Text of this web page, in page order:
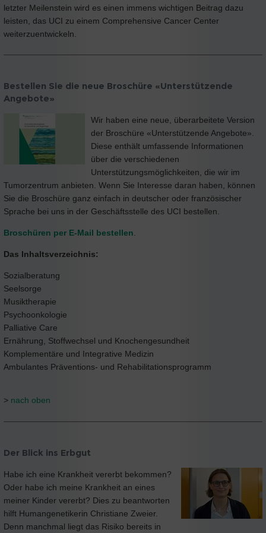
letzter Meilenstein wird es einen immens wichtigen Beitrag dazu
leisten, das UCI zu einem Comprehensive Cancer Center
weiterzuentwickeln.
Bestellen Sie die neue Broschüre «Unterstützende
Angebote»
Wir haben eine neue, überarbeitete Version
der Broschüre «Unterstützende Angebote».
Diese enthält umfassende Informationen
über die verschiedenen
Unterstützungsmöglichkeiten, die wir im
Tumorzentrum anbieten. Wenn Sie Interesse daran haben, können
Sie die Broschüre ganz einfach in deutscher oder französischer
Sprache bei uns in der Geschäftsstelle des UCI bestellen.
Broschüren per E-Mail bestellen
Das Inhaltsverzeichnis:
Sozialberatung
Seelsorge
Musiktherapie
Psychoonkologie
Palliative Care
Ernährung, Stoffwechsel und Knochengesundheit
Komplementäre und Integrative Medizin
Ambulantes Präventions- und Rehabilitationsprogramm
> nach oben
Der Blick ins Erbgut
Habe ich eine Krankheit vererbt bekommen?
Oder habe ich meine Krankheit an eines
meiner Kinder vererbt? Dies zu beantworten
hilft Humangenetikerin Christiane Zweier.
Denn manchmal liegt das Risiko bereits in